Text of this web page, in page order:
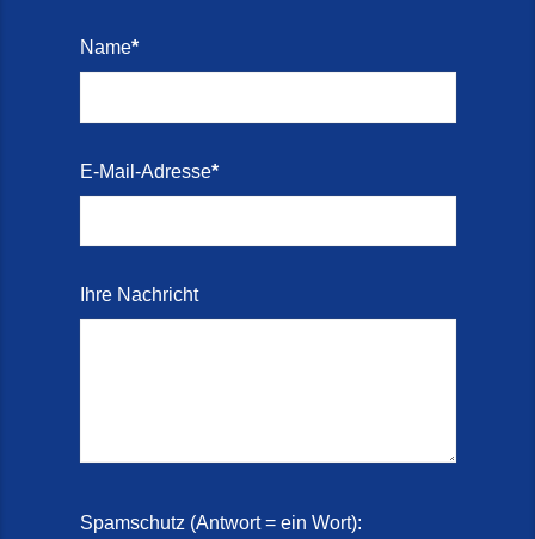
Name*
E-Mail-Adresse*
Ihre Nachricht
Spamschutz (Antwort = ein Wort):